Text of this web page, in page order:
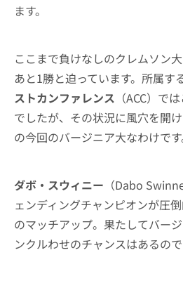
ます。
ここまで負けなしのクレムソン
あと1勝と迫っています。所属す
ストカンファレンス （ACC）で
でしたが、その状況に風穴を開
の今回のバージニア大なわけです
ダボ・スウィニー （Dabo
ェンディングチャンピオンが圧
のマッチアップ。果たしてバー
ンクルわせのチャンスはあるの